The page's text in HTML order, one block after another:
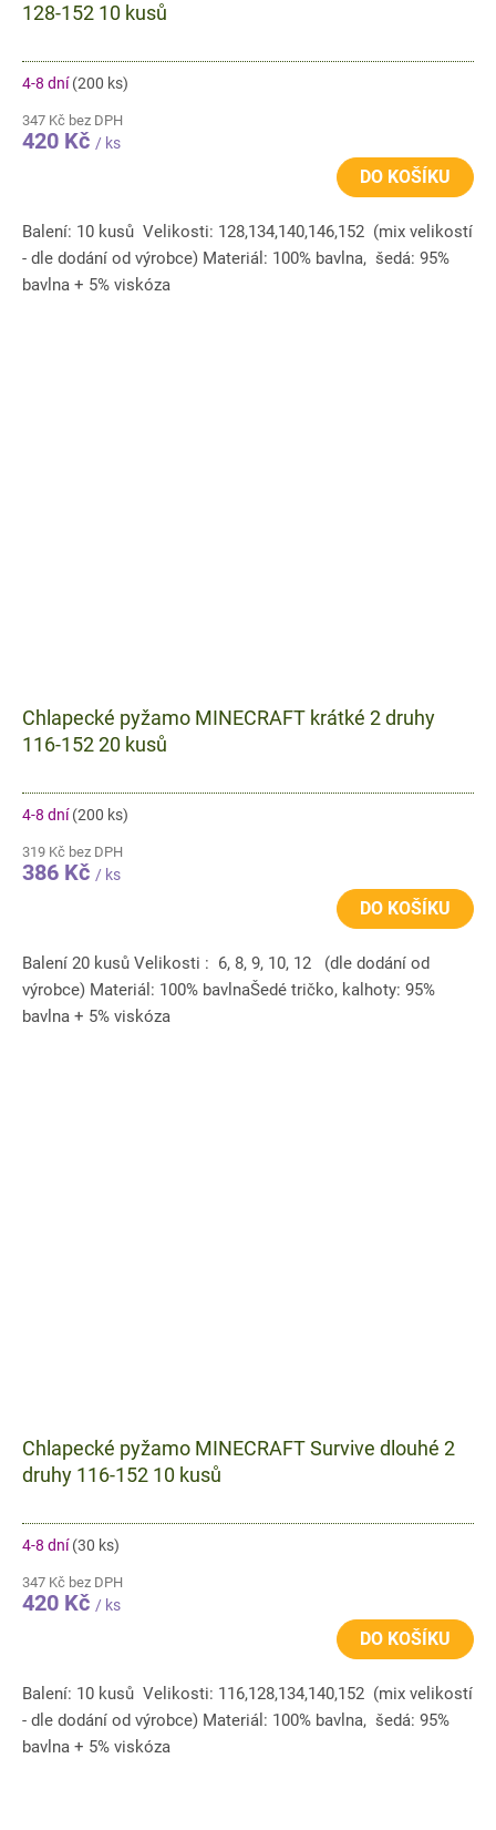
128-152 10 kusů
4-8 dní(200 ks)
347 Kč bez DPH
420 Kč / ks
DO KOŠÍKU
Balení: 10 kusů Velikosti: 128,134,140,146,152 (mix velikostí
- dle dodání od výrobce) Materiál: 100% bavlna, šedá: 95%
bavlna + 5% viskóza
Chlapecké pyžamo MINECRAFT krátké 2 druhy
116-152 20 kusů
4-8 dní(200 ks)
319 Kč bez DPH
386 Kč / ks
DO KOŠÍKU
Balení 20 kusů Velikosti : 6, 8, 9, 10, 12 (dle dodání od
výrobce) Materiál: 100% bavlnaŠedé tričko, kalhoty: 95%
bavlna + 5% viskóza
Chlapecké pyžamo MINECRAFT Survive dlouhé 2
druhy 116-152 10 kusů
4-8 dní(30 ks)
347 Kč bez DPH
420 Kč / ks
DO KOŠÍKU
Balení: 10 kusů Velikosti: 116,128,134,140,152 (mix velikostí
- dle dodání od výrobce) Materiál: 100% bavlna, šedá: 95%
bavlna + 5% viskóza